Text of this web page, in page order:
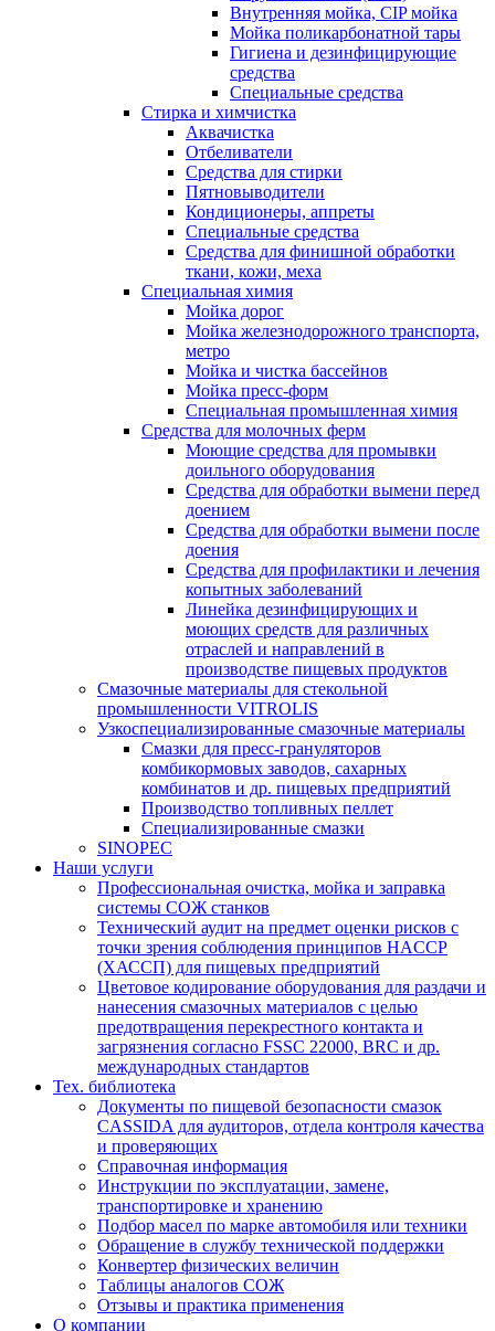
Внутренняя мойка, CIP мойка
Мойка поликарбонатной тары
Гигиена и дезинфицирующие
средства
Специальные средства
Стирка и химчистка
Аквачистка
Отбеливатели
Средства для стирки
Пятновыводители
Кондиционеры, аппреты
Специальные средства
Средства для финишной обработки
ткани, кожи, меха
Специальная химия
Мойка дорог
Мойка железнодорожного транспорта,
метро
Мойка и чистка бассейнов
Мойка пресс-форм
Специальная промышленная химия
Средства для молочных ферм
Моющие средства для промывки
доильного оборудования
Средства для обработки вымени перед
доением
Средства для обработки вымени после
доения
Средства для профилактики и лечения
копытных заболеваний
Линейка дезинфицирующих и
моющих средств для различных
отраслей и направлений в
производстве пищевых продуктов
Смазочные материалы для стекольной
промышленности VITROLIS
Узкоспециализированные смазочные материалы
Смазки для пресс-грануляторов
комбикормовых заводов, сахарных
комбинатов и др. пищевых предприятий
Производство топливных пеллет
Специализированные смазки
SINOPEC
Наши услуги
Профессиональная очистка, мойка и заправка
системы СОЖ станков
Технический аудит на предмет оценки рисков с
точки зрения соблюдения принципов HACCP
(ХАССП) для пищевых предприятий
Цветовое кодирование оборудования для раздачи и
нанесения смазочных материалов с целью
предотвращения перекрестного контакта и
загрязнения согласно FSSC 22000, BRC и др.
международных стандартов
Тех. библиотека
Документы по пищевой безопасности смазок
CASSIDA для аудиторов, отдела контроля качества
и проверяющих
Справочная информация
Инструкции по эксплуатации, замене,
транспортировке и хранению
Подбор масел по марке автомобиля или техники
Обращение в службу технической поддержки
Конвертер физических величин
Таблицы аналогов СОЖ
Отзывы и практика применения
О компании